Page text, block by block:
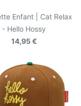
Enfant | Cat Relax
- Hello Hossy
14,95 €